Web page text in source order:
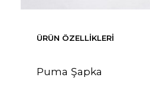
ÜRÜN ÖZELLIKLERI
Puma Şapka